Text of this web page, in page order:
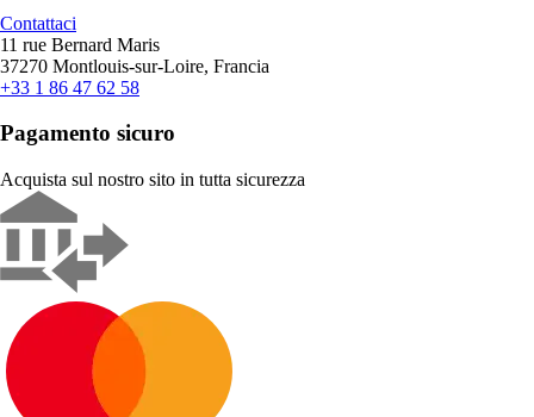
Contattaci
11 rue Bernard Maris
37270 Montlouis-sur-Loire, Francia
+33 1 86 47 62 58
Pagamento sicuro
Acquista sul nostro sito in tutta sicurezza